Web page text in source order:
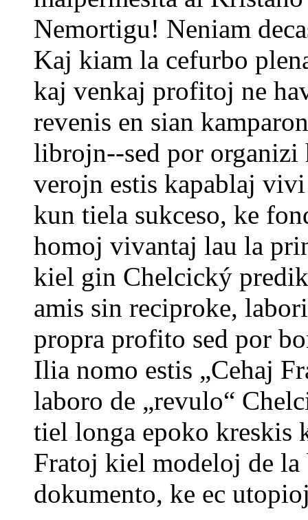
Nemortigu! Neniam
Kaj kiam la cefurbo
kaj venkaj profitoj ne
revenis en sian
librojn--sed por
verojn estis kapablaj
kun tiela sukceso, ke
homoj vivantaj lau la
kiel gin Chelcický
amis sin reciproke,
propra profito sed por
Ilia nomo estis „Cehaj
laboro de „revulo“
tiel longa epoko kreskis
Fratoj kiel modeloj de la
dokumento, ke ec